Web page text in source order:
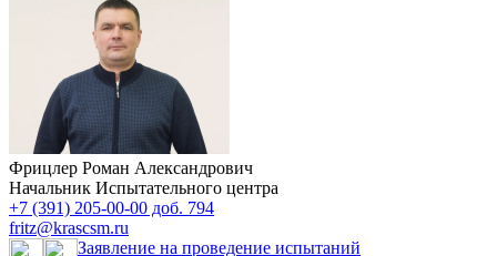
Фрицлер Роман Александрович
Начальник Испытательного центра
+7 (391) 205-00-00 доб. 794
fritz@krascsm.ru
Заявление на проведение испытаний